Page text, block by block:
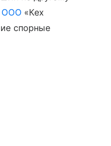
ООО «Кех
спорные